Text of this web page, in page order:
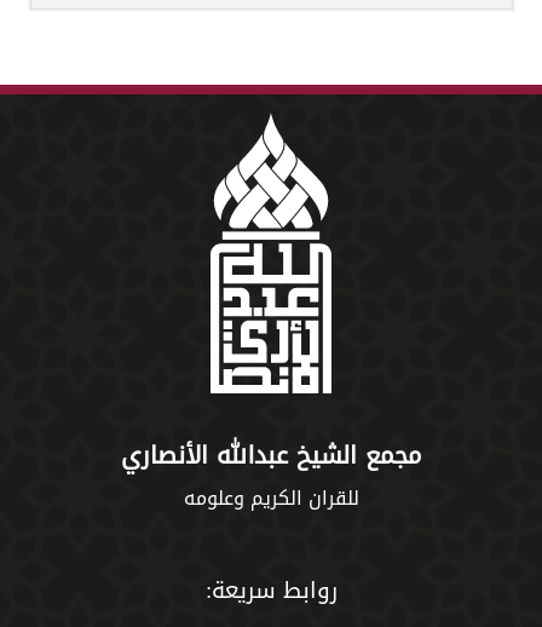
مجمع الشيخ عبدالله الأنصاري
للقران الكريم وعلومه
روابط سريعة: